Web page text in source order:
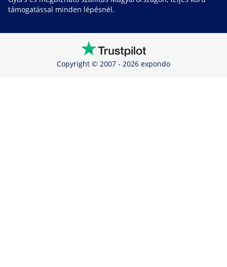
támogatással minden lépésnél.
Copyright © 2007 - 2026 expondo